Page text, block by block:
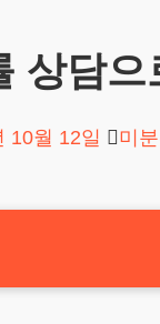
상담
10월 12일 미